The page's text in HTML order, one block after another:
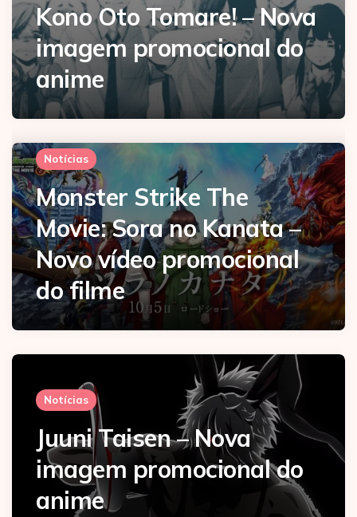
Kono Oto Tomare! – Nova
imagem promocional do
anime
Notícias
Monster Strike The
Movie: Sora no Kanata –
Novo vídeo promocional
do filme
Notícias
Juuni Taisen – Nova
imagem promocional do
anime